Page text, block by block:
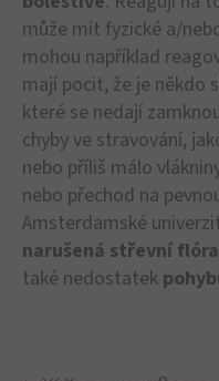
může mít fyzické a/
mohou například
mají pocit, že je někdo
které se nedají
chyby ve stravování,
nebo příliš málo
nebo přechod na
Amsterdamské
narušená střevní
také nedostatek